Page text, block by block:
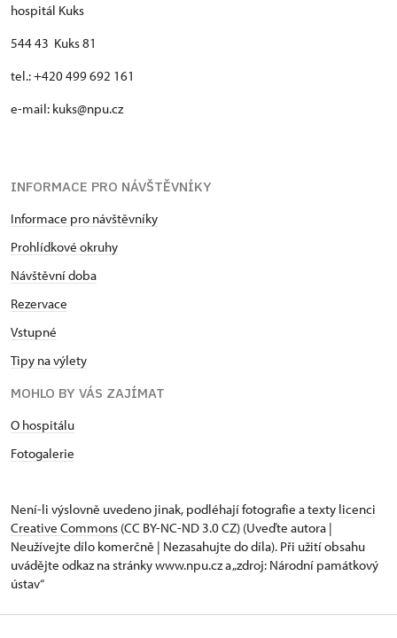
hospitál Kuks
544 43 Kuks 81
tel.: +420 499 692 161
e-mail: kuks@npu.cz
INFORMACE PRO NÁVŠTĚVNÍKY
Informace pro návštěvníky
Prohlídkové okruhy
Návštěvní doba
Rezervace
Vstupné
Tipy na výlety
MOHLO BY VÁS ZAJÍMAT
O hospitálu
Fotogalerie
Není-li výslovně uvedeno jinak, podléhají fotografie a texty licenci
Creative Commons (CC BY-NC-ND 3.0 CZ) (Uveďte autora |
Neužívejte dílo komerčně | Nezasahujte do díla). Při užití obsahu
uvádějte odkaz na stránky www.npu.cz a „zdroj: Národní památkový
ústav“